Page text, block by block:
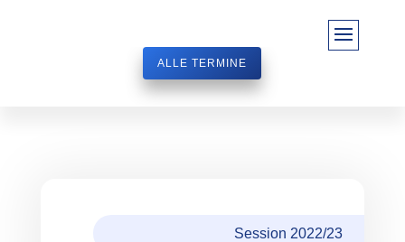
ALLE TERMINE
Session 2022/23